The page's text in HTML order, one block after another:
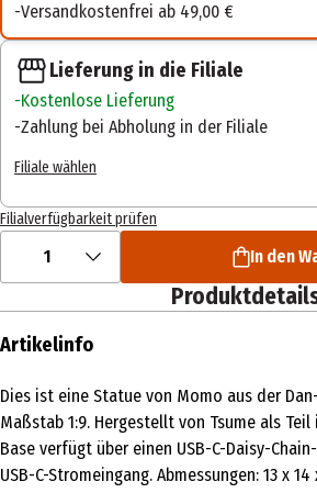
Versandkostenfrei ab 49,00 €
Lieferung in die Filiale
Kostenlose Lieferung
Zahlung bei Abholung in der Filiale
Filiale wählen
Filialverfügbarkeit prüfen
1 In den
Artikelinfo
Dies ist eine Statue von Momo aus der
Maßstab 1:9. Hergestellt von Tsume als Teil
Base verfügt über einen USB-C-Daisy-
USB-C-Stromeingang. Abmessungen: 13 x 14